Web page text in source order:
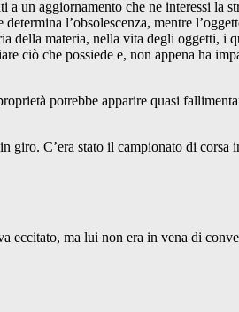
un aggiornamento che ne interessi
l’obsolescenza, mentre
della materia, nella vita degli oggetti, i
ciò che possiede e, non appena ha
potrebbe apparire quasi
C’era stato il campionato di corsa
eccitato, ma lui non era in vena di